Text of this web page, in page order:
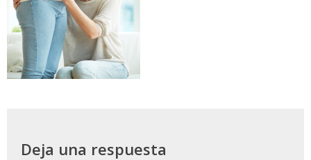
Deja una respuesta